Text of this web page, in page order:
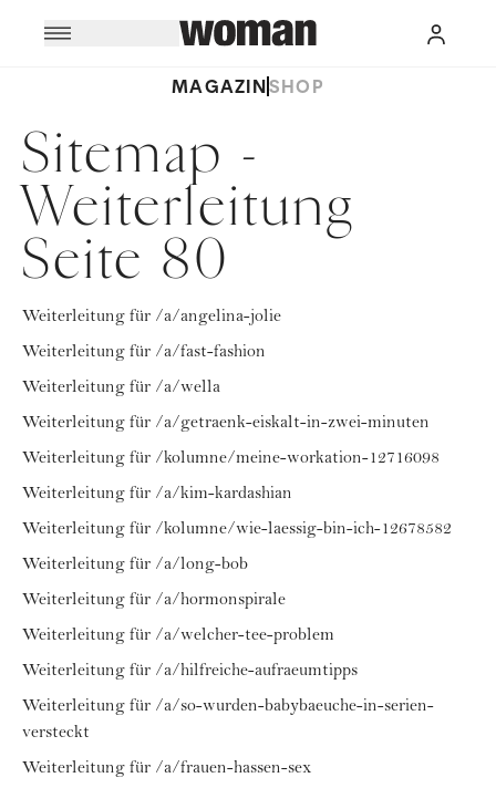
MAGAZINSHOP
Sitemap -
Weiterleitung
Seite 80
Weiterleitung für /a/angelina-jolie
Weiterleitung für /a/fast-fashion
Weiterleitung für /a/wella
Weiterleitung für /a/getraenk-eiskalt-in-zwei-minuten
Weiterleitung für /kolumne/meine-workation-12716098
Weiterleitung für /a/kim-kardashian
Weiterleitung für /kolumne/wie-laessig-bin-ich-12678582
Weiterleitung für /a/long-bob
Weiterleitung für /a/hormonspirale
Weiterleitung für /a/welcher-tee-problem
Weiterleitung für /a/hilfreiche-aufraeumtipps
Weiterleitung für /a/so-wurden-babybaeuche-in-serien-
versteckt
Weiterleitung für /a/frauen-hassen-sex